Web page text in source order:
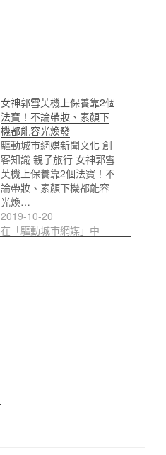
女神郭雪芙機上保養靠2個
法寶！不論帶妝、素顏下
機都能容光煥發
驅動城市網媒新聞文化 創
客知識 親子旅行 女神郭雪
芙機上保養靠2個法寶！不
論帶妝、素顏下機都能容
光煥…
2019-10-20
在「驅動城市網媒」中